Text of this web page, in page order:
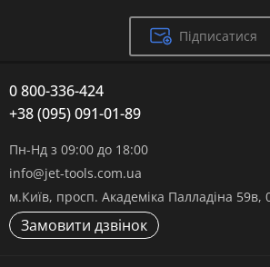
Підписатися
0 800-336-424
+38 (095) 091-01-89
Пн-Нд з 09:00 до 18:00
info@jet-tools.com.ua
м.Київ, просп. Академіка Палладіна 59в,
Замовити дзвінок